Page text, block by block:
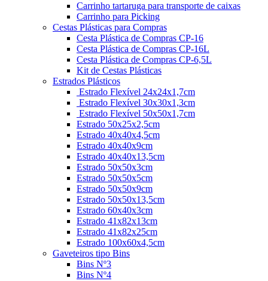
Carrinho tartaruga para transporte de caixas
Carrinho para Picking
Cestas Plásticas para Compras
Cesta Plástica de Compras CP-16
Cesta Plástica de Compras CP-16L
Cesta Plástica de Compras CP-6,5L
Kit de Cestas Plásticas
Estrados Plásticos
Estrado Flexível 24x24x1,7cm
Estrado Flexível 30x30x1,3cm
Estrado Flexível 50x50x1,7cm
Estrado 50x25x2,5cm
Estrado 40x40x4,5cm
Estrado 40x40x9cm
Estrado 40x40x13,5cm
Estrado 50x50x3cm
Estrado 50x50x5cm
Estrado 50x50x9cm
Estrado 50x50x13,5cm
Estrado 60x40x3cm
Estrado 41x82x13cm
Estrado 41x82x25cm
Estrado 100x60x4,5cm
Gaveteiros tipo Bins
Bins Nº3
Bins Nº4